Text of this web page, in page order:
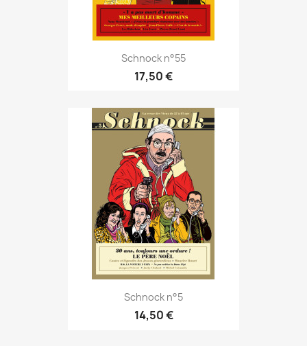
Schnock n°55
17,50 €
Schnock n°5
14,50 €